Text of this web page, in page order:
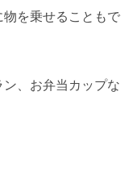
を乗せることもで
、お弁当カップな